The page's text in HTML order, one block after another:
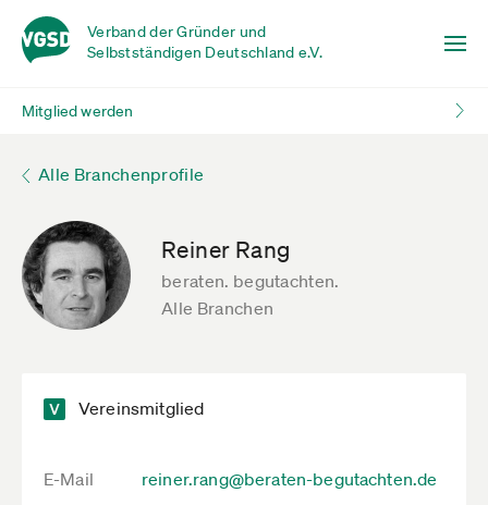
Verband der Gründer und
Selbstständigen Deutschland e.V.
Mitglied werden
Alle Branchenprofile
Reiner Rang
beraten. begutachten.
Alle Branchen
Vereinsmitglied
E-Mail
reiner.rang@beraten-begutachten.de